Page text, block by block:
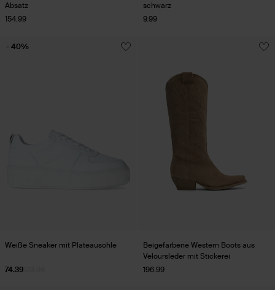
Absatz
154.99
schwarz
9.99
Weiße Sneaker mit Plateausohle
74.39
- 40%
Beigefarbene Western Boots aus
Veloursleder mit Stickerei
196.99